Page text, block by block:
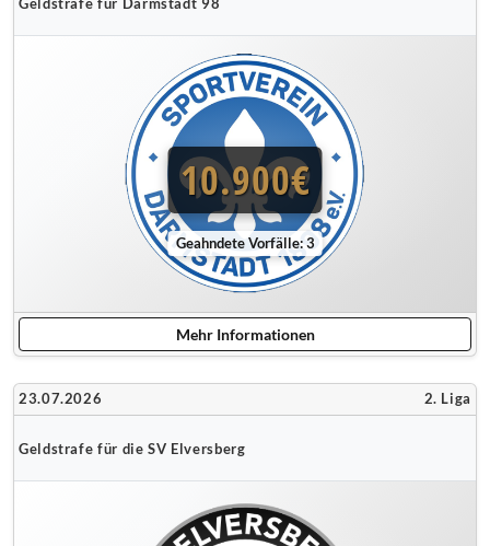
10.900€
Geahndete Vorfälle: 3
Mehr Informationen
23.07.2026 2. Liga
Geldstrafe für die SV Elversberg